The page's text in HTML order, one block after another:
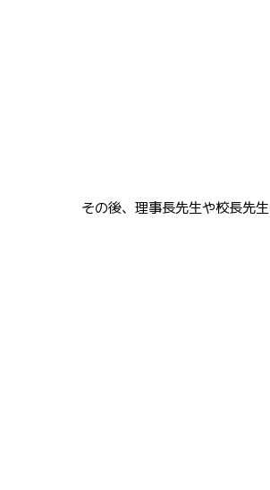
その後、理事長先生や校長先